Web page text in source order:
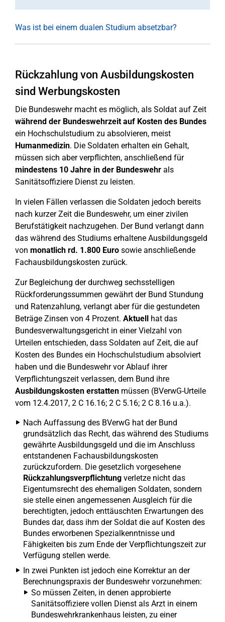
Was ist bei einem dualen Studium absetzbar?
Rückzahlung von Ausbildungskosten
sind Werbungskosten
Die Bundeswehr macht es möglich, als Soldat auf Zeit
während der Bundeswehrzeit auf Kosten des Bundes
ein Hochschulstudium zu absolvieren, meist
Humanmedizin. Die Soldaten erhalten ein Gehalt,
müssen sich aber verpflichten, anschließend für
mindestens 10 Jahre in der Bundeswehr als
Sanitätsoffiziere Dienst zu leisten.
In vielen Fällen verlassen die Soldaten jedoch bereits
nach kurzer Zeit die Bundeswehr, um einer zivilen
Berufstätigkeit nachzugehen. Der Bund verlangt dann
das während des Studiums erhaltene Ausbildungsgeld
von monatlich rd. 1.800 Euro sowie anschließende
Fachausbildungskosten zurück.
Zur Begleichung der durchweg sechsstelligen
Rückforderungssummen gewährt der Bund Stundung
und Ratenzahlung, verlangt aber für die gestundeten
Beträge Zinsen von 4 Prozent. Aktuell hat das
Bundesverwaltungsgericht in einer Vielzahl von
Urteilen entschieden, dass Soldaten auf Zeit, die auf
Kosten des Bundes ein Hochschulstudium absolviert
haben und die Bundeswehr vor Ablauf ihrer
Verpflichtungszeit verlassen, dem Bund ihre
Ausbildungskosten erstatten müssen (BVerwG-Urteile
vom 12.4.2017, 2 C 16.16; 2 C 5.16; 2 C 8.16 u.a.).
Nach Auffassung des BVerwG hat der Bund
grundsätzlich das Recht, das während des Studiums
gewährte Ausbildungsgeld und die im Anschluss
entstandenen Fachausbildungskosten
zurückzufordern. Die gesetzlich vorgesehene
Rückzahlungsverpflichtung verletze nicht das
Eigentumsrecht des ehemaligen Soldaten, sondern
sie stelle einen angemessenen Ausgleich für die
berechtigten, jedoch enttäuschten Erwartungen des
Bundes dar, dass ihm der Soldat die auf Kosten des
Bundes erworbenen Spezialkenntnisse und
Fähigkeiten bis zum Ende der Verpflichtungszeit zur
Verfügung stellen werde.
In zwei Punkten ist jedoch eine Korrektur an der
Berechnungspraxis der Bundeswehr vorzunehmen:
So müssen Zeiten, in denen approbierte
Sanitätsoffiziere vollen Dienst als Arzt in einem
Bundeswehrkrankenhaus leisten, zu einer